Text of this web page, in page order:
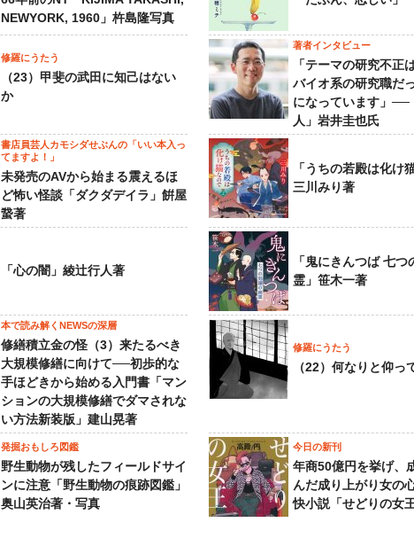
NEWYORK, 1960」杵島隆写真
修羅にうたう
（23）甲斐の武田に知己はない
か
著者インタビュー
「テーマの研究不正
バイオ系の研究職だ
になっています」──
人」岩井圭也氏
書店員芸人カモシダせぶんの「いい本入っ
てますよ！」
未発売のAVから始まる震えるほ
ど怖い怪談「ダクダデイラ」餠屋
䖸著
「うちの若殿は化け
三川みり著
「心の闇」綾辻行人著
「鬼にきんつば 七つ
霊」笹木一著
本で読み解くNEWSの深層
修繕積立金の怪（3）来たるべき
大規模修繕に向けて──初歩的な
手ほどきから始める入門書「マン
ションの大規模修繕でダマされな
い方法新装版」建山晃著
修羅にうたう
（22）何なりと仰っ
発掘おもしろ図鑑
野生動物が残したフィールドサイ
ンに注意「野生動物の痕跡図鑑」
奥山英治著・写真
今日の新刊
年商50億円を挙げ、
んだ成り上がり女の
快小説「せどりの女